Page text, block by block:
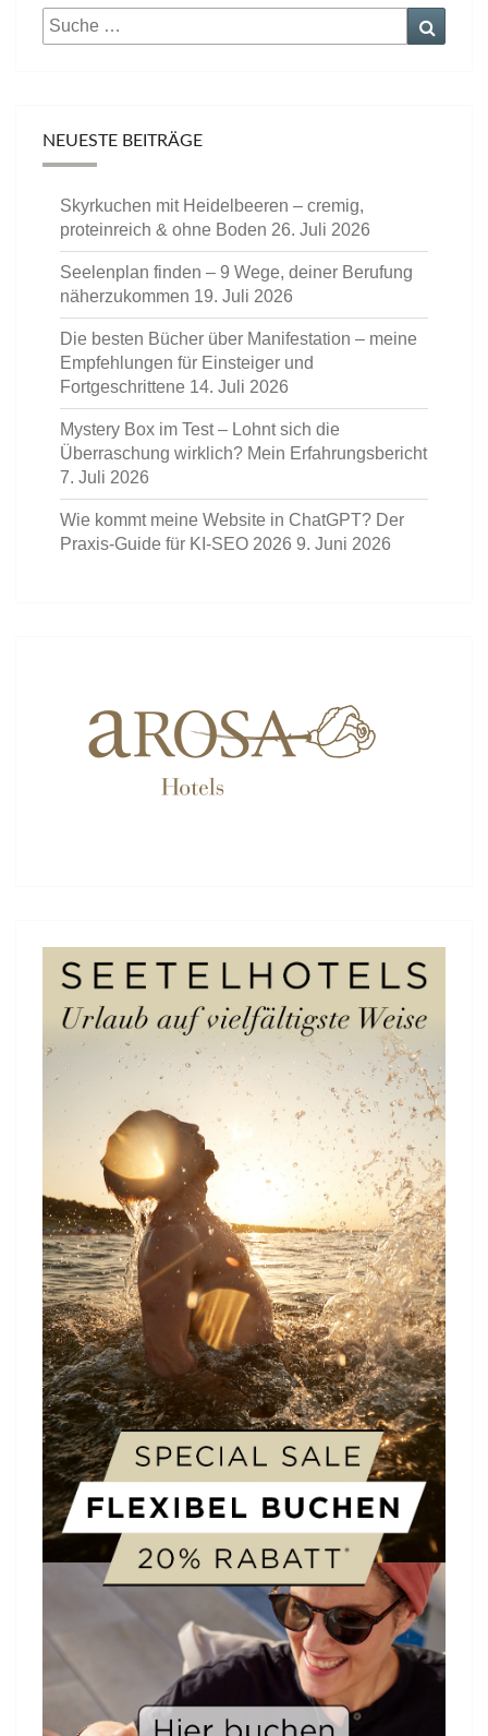
Suche
nach:
NEUESTE BEITRÄGE
Skyrkuchen mit Heidelbeeren – cremig,
proteinreich & ohne Boden 26. Juli 2026
Seelenplan finden – 9 Wege, deiner Berufung
näherzukommen 19. Juli 2026
Die besten Bücher über Manifestation – meine
Empfehlungen für Einsteiger und
Fortgeschrittene 14. Juli 2026
Mystery Box im Test – Lohnt sich die
Überraschung wirklich? Mein Erfahrungsbericht
7. Juli 2026
Wie kommt meine Website in ChatGPT? Der
Praxis-Guide für KI-SEO 2026 9. Juni 2026